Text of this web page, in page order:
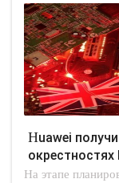
Huawei получит право построить в
На этапе